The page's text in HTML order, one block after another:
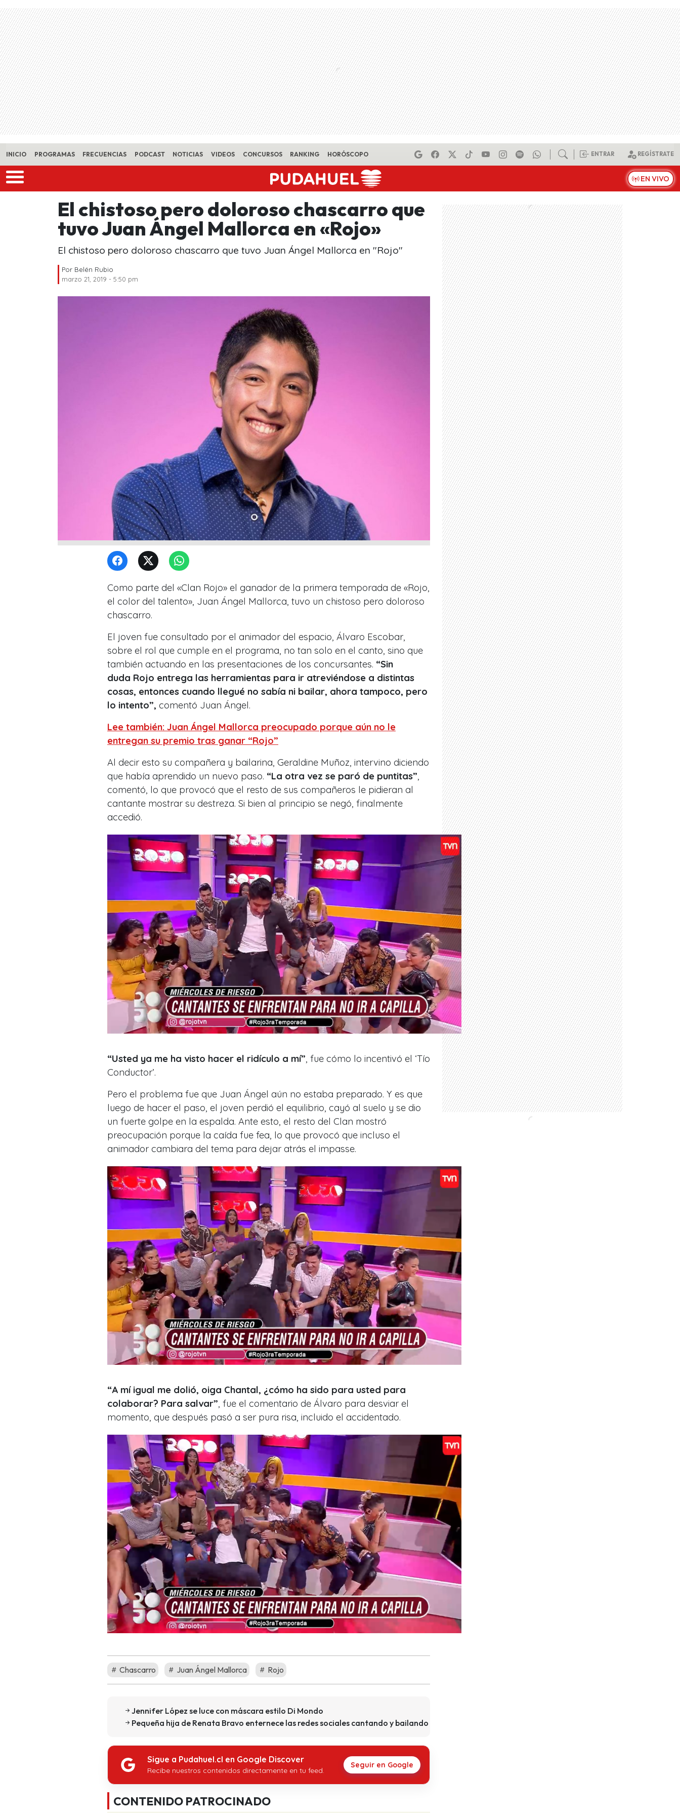
Skip to main content
INICIO PROGRAMAS FRECUENCIAS PODCAST NOTICIAS VIDEOS CONCURSOS RANKING HORÓSCOPO ENTRAR REGÍSTRATE
EN VIVO
El chistoso pero doloroso chascarro que
tuvo Juan Ángel Mallorca en «Rojo»
El chistoso pero doloroso chascarro que tuvo Juan Ángel Mallorca en "Rojo"
Por Belén Rubio
marzo 21, 2019 - 5:50 pm
Como parte del «Clan Rojo» el ganador de la primera temporada de «Rojo,
el color del talento», Juan Ángel Mallorca, tuvo un chistoso pero doloroso
chascarro.
El joven fue consultado por el animador del espacio, Álvaro Escobar,
sobre el rol que cumple en el programa, no tan solo en el canto, sino que
también actuando en las presentaciones de los concursantes. “Sin
duda Rojo entrega las herramientas para ir atreviéndose a distintas
cosas, entonces cuando llegué no sabía ni bailar, ahora tampoco, pero
lo intento”, comentó Juan Ángel.
Lee también: Juan Ángel Mallorca preocupado porque aún no le
entregan su premio tras ganar “Rojo”
Al decir esto su compañera y bailarina, Geraldine Muñoz, intervino diciendo
que había aprendido un nuevo paso. “La otra vez se paró de puntitas”
comentó, lo que provocó que el resto de sus compañeros le pidieran al
cantante mostrar su destreza. Si bien al principio se negó, finalmente
accedió.
“Usted ya me ha visto hacer el ridículo a mí” , fue cómo lo incentivó el ‘Tío
Conductor’.
Pero el problema fue que Juan Ángel aún no estaba preparado. Y es que
luego de hacer el paso, el joven perdió el equilibrio, cayó al suelo y se dio
un fuerte golpe en la espalda. Ante esto, el resto del Clan mostró
preocupación porque la caída fue fea, lo que provocó que incluso el
animador cambiara del tema para dejar atrás el impasse.
“A mí igual me dolió, oiga Chantal, ¿cómo ha sido para usted para
colaborar? Para salvar” , fue el comentario de Álvaro para desviar el
momento, que después pasó a ser pura risa, incluido el accidentado.
Chascarro Juan Ángel Mallorca Rojo
Jennifer López se luce con máscara estilo Di Mondo
Pequeña hija de Renata Bravo enternece las redes sociales cantando y bailando
Sigue a Pudahuel.cl en Google Discover
Recibe nuestros contenidos directamente en tu feed.
Seguir en Google
CONTENIDO PATROCINADO